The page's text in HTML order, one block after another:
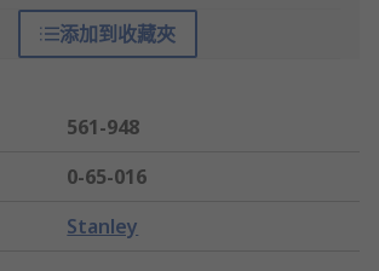
添加到收藏夾
561-948
0-65-016
Stanley